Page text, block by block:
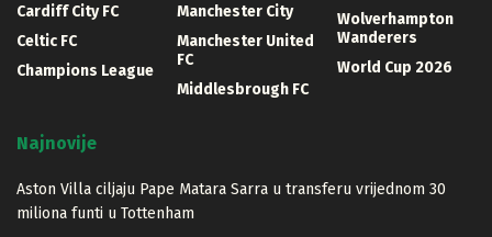
Cardiff City FC
Celtic FC
Champions League
Manchester City
Manchester United
FC
Middlesbrough FC
Wolverhampton
Wanderers
World Cup 2026
Najnovije
Aston Villa ciljaju Pape Matara Sarra u transferu vrijednom 30
miliona funti u Tottenham